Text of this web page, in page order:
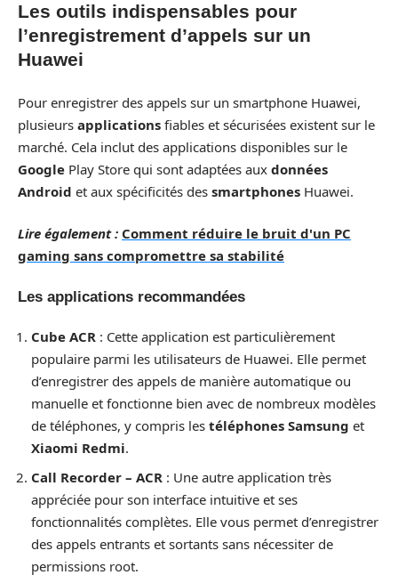
Les outils indispensables pour
l’enregistrement d’appels sur un
Huawei
Pour enregistrer des appels sur un smartphone Huawei,
plusieurs applications fiables et sécurisées existent sur le
marché. Cela inclut des applications disponibles sur le
Google Play Store qui sont adaptées aux données
Android et aux spécificités des smartphones Huawei.
Lire également : Comment réduire le bruit d'un PC
gaming sans compromettre sa stabilité
Les applications recommandées
Cube ACR : Cette application est particulièrement
populaire parmi les utilisateurs de Huawei. Elle permet
d’enregistrer des appels de manière automatique ou
manuelle et fonctionne bien avec de nombreux modèles
de téléphones, y compris les téléphones Samsung et
Xiaomi Redmi.
Call Recorder – ACR : Une autre application très
appréciée pour son interface intuitive et ses
fonctionnalités complètes. Elle vous permet d’enregistrer
des appels entrants et sortants sans nécessiter de
permissions root.